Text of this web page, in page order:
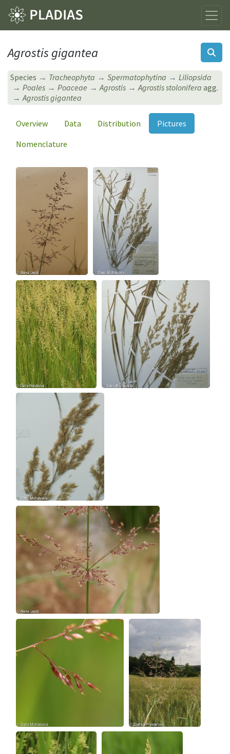
Agrostis gigantea
Species Tracheophyta Spermatophytina
Liliopsida
Poales
Poaceae Agrostis Agrostis stolonifera agg.
Agrostis gigantea
Overview Data Distribution
Pictures
Nomenclature